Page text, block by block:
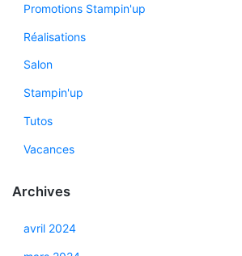
Promotions Stampin'up
Réalisations
Salon
Stampin'up
Tutos
Vacances
Archives
avril 2024